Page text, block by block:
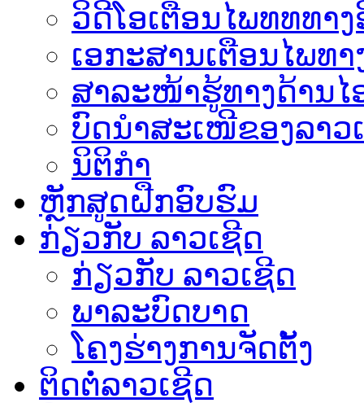
ວິດີໂອເຕືອນໄພທທທາງ
ເອ​ກະ​ສານເຕືອນໄພທາ
ສາລະໜ້າຮູ້ທາງດ້ານໄ
ບົດນຳສະເໜີຂອງລາວ
ນິຕິກຳ
ຫຼັກສູດຝືກອົບຮົມ
ກ່ຽວກັບ ລາວເຊີດ
ກ່ຽວກັບ ລາວເຊີດ
ພາລະບົດບາດ
ໂຄງຮ່າງການຈັດຕັ້ງ
ຕິດຕໍ່ລາວເຊີດ